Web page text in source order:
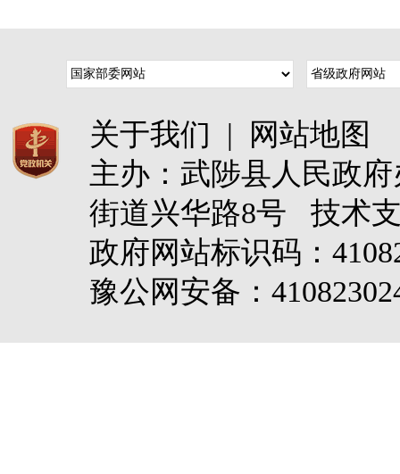
关于我们 |
网站地图
主办：武陟县人民政
街道兴华路8号 技术
政府网站标识码：
豫公网安备：